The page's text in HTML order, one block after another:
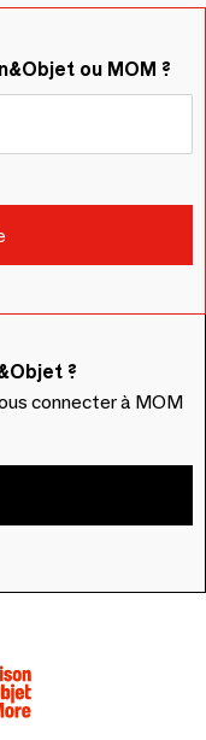
ou MOM ?
?
connecter à MOM